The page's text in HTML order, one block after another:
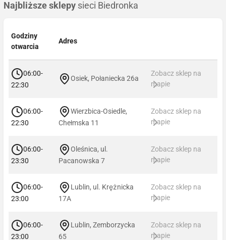
Najbliższe sklepy sieci Biedronka
Godziny
otwarcia
Adres
06:00-
22:30
Osiek, Połaniecka 26a
Zobacz sklep na
mapie
06:00-
22:30
Wierzbica-Osiedle,
Chełmska 11
Zobacz sklep na
mapie
06:00-
23:30
Oleśnica, ul.
Pacanowska 7
Zobacz sklep na
mapie
06:00-
23:00
Lublin, ul. Krężnicka
17A
Zobacz sklep na
mapie
06:00-
23:00
Lublin, Zemborzycka
65
Zobacz sklep na
mapie